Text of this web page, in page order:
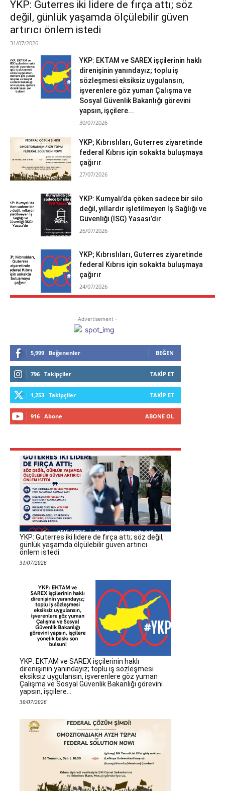
YKP: Guterres iki lidere de fırça attı; söz
değil, günlük yaşamda ölçülebilir güven
artırıcı önlem istedi
31/07/2026
YKP: EKTAM ve SAREX işçilerinin haklı
direnişinin yanındayız; toplu iş
sözleşmesi eksiksiz uygulansın,
işverenlere göz yuman Çalışma ve
Sosyal Güvenlik Bakanlığı görevini
yapsın, işçilere...
30/07/2026
YKP; Kıbrıslıları, Guterres ziyaretinde
federal Kıbrıs için sokakta buluşmaya
çağırır
27/07/2026
YKP: Kumyalı’da çöken sadece bir silo
değil, yıllardır işletilmeyen İş Sağlığı ve
Güvenliği (İSG) Yasası’dır
26/07/2026
YKP; Kıbrıslıları, Guterres ziyaretinde
federal Kıbrıs için sokakta buluşmaya
çağırır
24/07/2026
- Advertisement -
5,999 Beğenenler BEĞEN
796 Takipçiler TAKIP ET
1,253 Takipçiler TAKIP ET
916 Abone ABONE OL
YKP: Guterres iki lidere de fırça attı; söz değil,
günlük yaşamda ölçülebilir güven artırıcı
önlem istedi
31/07/2026
YKP: EKTAM ve SAREX işçilerinin haklı
direnişinin yanındayız; toplu iş sözleşmesi
eksiksiz uygulansın, işverenlere göz yuman
Çalışma ve Sosyal Güvenlik Bakanlığı görevini
yapsın, işçilere...
30/07/2026